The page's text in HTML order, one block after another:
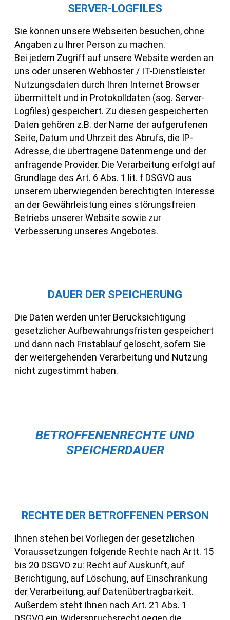
SERVER-LOGFILES
Sie können unsere Webseiten besuchen, ohne
Angaben zu Ihrer Person zu machen.
Bei jedem Zugriff auf unsere Website werden an
uns oder unseren Webhoster / IT-Dienstleister
Nutzungsdaten durch Ihren Internet Browser
übermittelt und in Protokolldaten (sog. Server-
Logfiles) gespeichert. Zu diesen gespeicherten
Daten gehören z.B. der Name der aufgerufenen
Seite, Datum und Uhrzeit des Abrufs, die IP-
Adresse, die übertragene Datenmenge und der
anfragende Provider. Die Verarbeitung erfolgt auf
Grundlage des Art. 6 Abs. 1 lit. f DSGVO aus
unserem überwiegenden berechtigten Interesse
an der Gewährleistung eines störungsfreien
Betriebs unserer Website sowie zur
Verbesserung unseres Angebotes.
DAUER DER SPEICHERUNG
Die Daten werden unter Berücksichtigung
gesetzlicher Aufbewahrungsfristen gespeichert
und dann nach Fristablauf gelöscht, sofern Sie
der weitergehenden Verarbeitung und Nutzung
nicht zugestimmt haben.
BETROFFENENRECHTE UND
SPEICHERDAUER
RECHTE DER BETROFFENEN PERSON
Ihnen stehen bei Vorliegen der gesetzlichen
Voraussetzungen folgende Rechte nach Artt. 15
bis 20 DSGVO zu: Recht auf Auskunft, auf
Berichtigung, auf Löschung, auf Einschränkung
der Verarbeitung, auf Datenübertragbarkeit.
Außerdem steht Ihnen nach Art. 21 Abs. 1